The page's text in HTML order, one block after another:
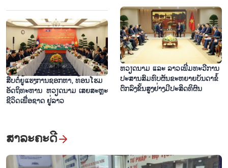
ສືບ​ຕໍ່​ຍູ້​ແຮງ​ການ​ຊອ​ກ​ຫາ, ທ້ອນ​ໂຮມ​
ອັດ​ຖິ​ທະ​ຫານ​ ​ ຫວຽດ​ນາມ ເສຍ​ສະຫຼະ​
ຊີ​ວິດ​ເພື່ອ​ຊາດ ຢູ່​ລາວ
ຫວຽດ​ນາມ ແລະ ລາວ​ເພີ່ມ​ທະ​ວີ​ການ​
ປະ​ສານ​ສົມ​ທົບ​ຜັນ​ຂະ​ຫຍາຍ​ບັນ​ດາ​ຂໍ້​
ຕົກ​ລົງ​ຂັ້ນ​ສູງ​ຢ່າງ​ມີ​ປະ​ສິດ​ທິ​ຜົນ
ສາລະຄະດີ